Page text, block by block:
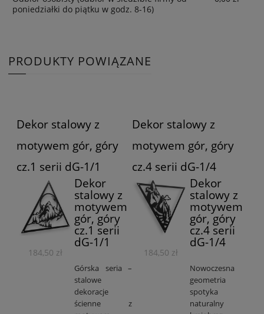
poniedziałki do piątku w godz. 8-16)
PRODUKTY POWIĄZANE
Dekor stalowy z
motywem gór, góry
cz.1 serii dG-1/1
184,50 zł
Dekor
stalowy z
motywem
gór, góry
cz.1 serii
dG-1/1
Górska seria –
stalowe
dekoracje
ścienne z
Dekor stalowy z
motywem gór, góry
cz.4 serii dG-1/4
184,50 zł
Dekor
stalowy z
motywem
gór, góry
cz.4 serii
dG-1/4
Nowoczesna
geometria
spotyka
naturalny